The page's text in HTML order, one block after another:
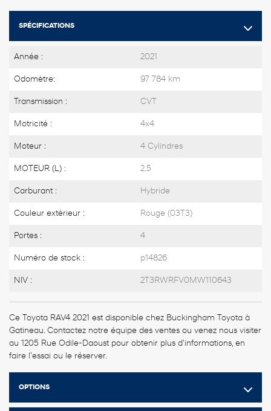
SPÉCIFICATIONS
Année : 2021
Odomètre: 97 784 km
Transmission : CVT
Motricité : 4x4
Moteur : 4 Cylindres
MOTEUR (L) : 2.5
Carburant : Hybride
Couleur extérieur : Rouge (03T3)
Portes : 4
Numéro de stock : p14826
NIV : 2T3RWRFV0MW110643
Ce Toyota RAV4 2021 est disponible chez Buckingham Toyota à
Gatineau. Contactez notre équipe des ventes ou venez nous visiter
au 1205 Rue Odile-Daoust pour obtenir plus d'informations, en
faire l'essai ou le réserver.
OPTIONS